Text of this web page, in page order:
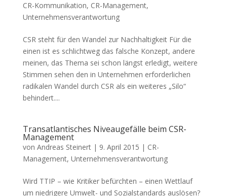
CR-Kommunikation, CR-Management,
Unternehmensverantwortung
CSR steht für den Wandel zur Nachhaltigkeit Für die
einen ist es schlichtweg das falsche Konzept, andere
meinen, das Thema sei schon längst erledigt, weitere
Stimmen sehen den in Unternehmen erforderlichen
radikalen Wandel durch CSR als ein weiteres „Silo“
behindert....
Transatlantisches Niveaugefälle beim CSR-
Management
von Andreas Steinert| 9. April 2015 | CR-
Management, Unternehmensverantwortung
Wird TTIP – wie Kritiker befürchten – einen Wettlauf
um niedrigere Umwelt- und Sozialstandards auslösen?